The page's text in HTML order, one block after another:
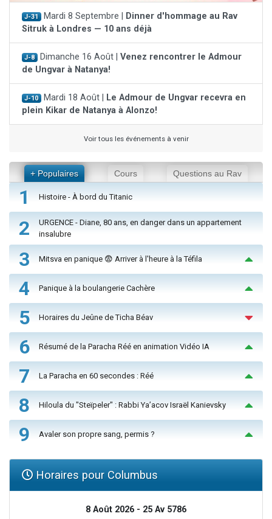
J-31 Mardi 8 Septembre |
Dinner d'hommage au Rav
Sitruk à Londres — 10 ans déjà
J-8 Dimanche 16 Août | Venez rencontrer le Admour
de Ungvar à Natanya!
J-10 Mardi 18 Août |
Le Admour de Ungvar recevra en
plein Kikar de Natanya à Alonzo!
Voir tous les événements à venir
+ Populaires Cours Questions au Rav
1 Histoire - À bord du Titanic
2
URGENCE - Diane, 80 ans, en danger dans un appartement
insalubre
3 Mitsva en panique 😨 Arriver à l'heure à la Téfila
4 Panique à la boulangerie Cachère
5 Horaires du Jeûne de Ticha Béav
6 Résumé de la Paracha Réé en animation Vidéo IA
7 La Paracha en 60 secondes : Réé
8 Hiloula du "Steïpeler" : Rabbi Ya’acov Israël Kanievsky
9 Avaler son propre sang, permis ?
Horaires pour Columbus
8 Août 2026 - 25 Av 5786